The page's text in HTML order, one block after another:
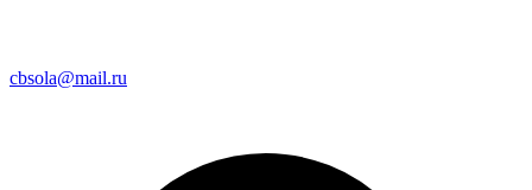
cbsola@mail.ru